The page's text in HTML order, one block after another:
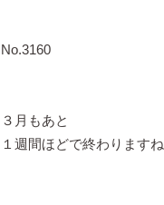
No.3160
３月もあと
１週間ほどで終わりますね